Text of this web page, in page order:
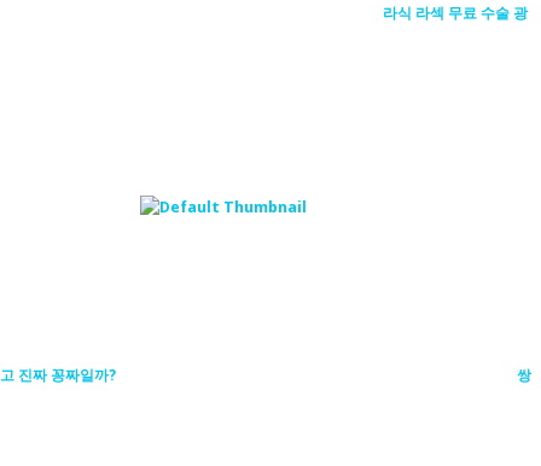
라식 라섹 무료 수술 광
고 진짜 꽁짜일까? 쌍